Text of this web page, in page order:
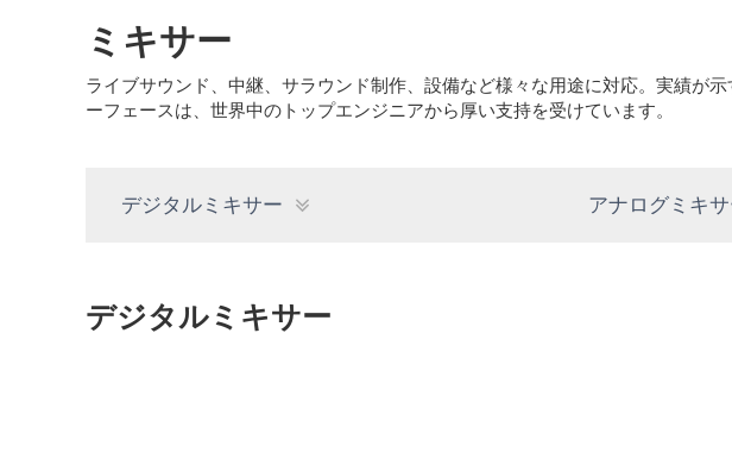
ミキサー
ライブサウンド、中継、サラウンド制作、設備など様々な用途に対応。実績が
ーフェースは、世界中のトップエンジニアから厚い支持を受けています。
デジタルミキサー アナログミキ
デジタルミキサー